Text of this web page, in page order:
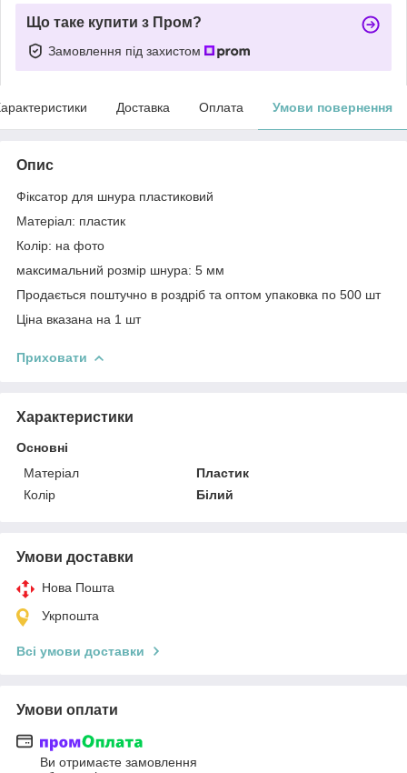
Що таке купити з Пром?
Замовлення під захистом
Доставка Оплата Умови повернення
Опис
Фіксатор для шнура пластиковий
Матеріал: пластик
Колір: на фото
максимальний розмір шнура: 5 мм
Продається поштучно в роздріб та оптом упаковка по 500 шт
Ціна вказана на 1 шт
Приховати
Характеристики
Основні
Матеріал
Пластик
Колір
Білий
Умови доставки
Нова Пошта
Укрпошта
Всі умови доставки
Умови оплати
Ви отримаєте замовлення